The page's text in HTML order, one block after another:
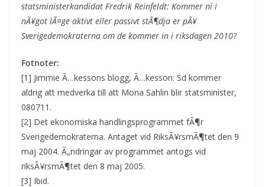
statsministerkandidat Fredrik Reinfeldt: Kommer ni i
nÃ¥got lÃ¤ge aktivt eller passivt stÃ¶dja er pÃ¥
Sverigedemokraterna om de kommer in i riksdagen 2010?
Fotnoter:
[1] Jimmie Ã…kessons blogg, Ã…kesson: Sd kommer
aldrig att medverka till att Mona Sahlin blir statsminister,
080711.
[2] Det ekonomiska handlingsprogrammet fÃ¶r
Sverigedemokraterna. Antaget vid RiksÃ¥rsmÃ¶tet den 9
maj 2004. Ã„ndringar av programmet antogs vid
riksÃ¥rsmÃ¶tet den 8 maj 2005.
[3] Ibid.